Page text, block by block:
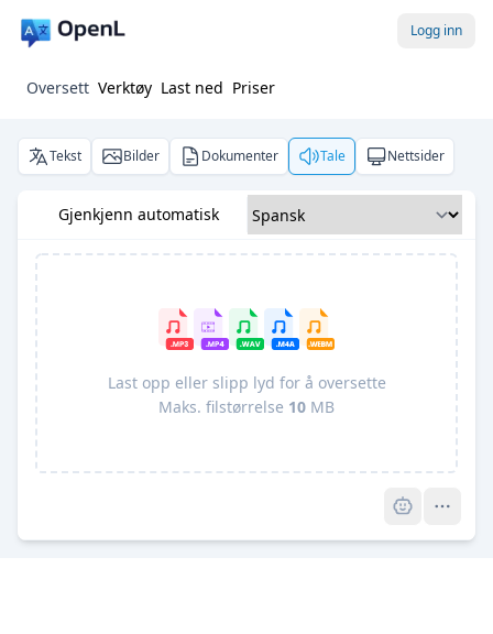
Logg inn
Oversett Verktøy Last ned Priser
Tekst Bilder Dokumenter Tale Nettsider
Gjenkjenn automatisk
Last opp eller slipp lyd for å oversette
Maks. filstørrelse 10 MB